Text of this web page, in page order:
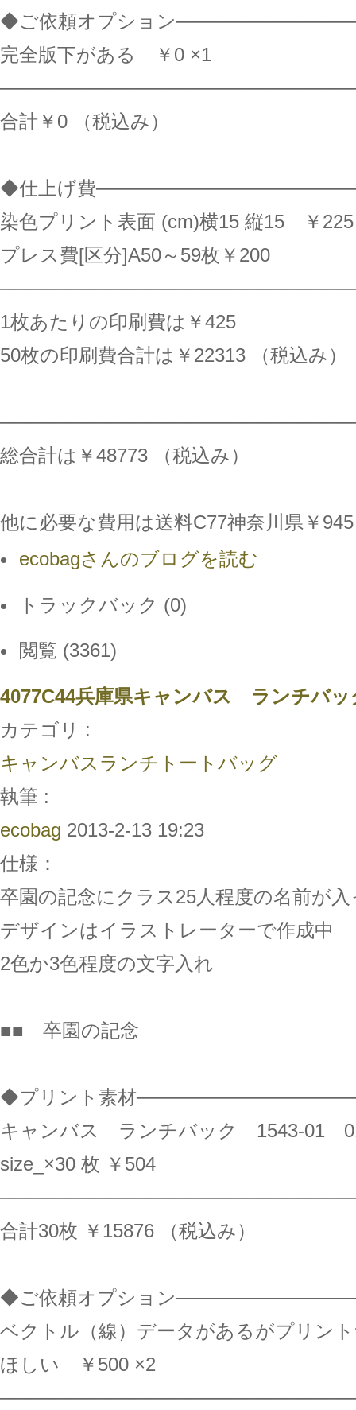
◆ご依頼オプション
完全版下がある ￥0 ×1
合計￥0 （税込み）
◆仕上げ費
染色プリント表面 (cm)横15 縦15 ￥
プレス費[区分]A50～59枚￥200
1枚あたりの印刷費は￥425
50枚の印刷費合計は￥22313 （税込み）
総合計は￥48773 （税込み）
他に必要な費用は送料C77神奈川県￥
ecobagさんのブログを読む
トラックバック (0)
閲覧 (3361)
4077C44兵庫県キャンバス ランチバッ
カテゴリ :
キャンバスランチトートバッグ
執筆 :
ecobag 2013-2-13 19:23
仕様：
卒園の記念にクラス25人程度の名前が
デザインはイラストレーターで作成中
2色か3色程度の文字入れ
■■ 卒園の記念
◆プリント素材
キャンバス ランチバック 1543-01
size_×30 枚 ￥504
合計30枚 ￥15876 （税込み）
◆ご依頼オプション
ベクトル（線）データがあるがプリン
ほしい ￥500 ×2